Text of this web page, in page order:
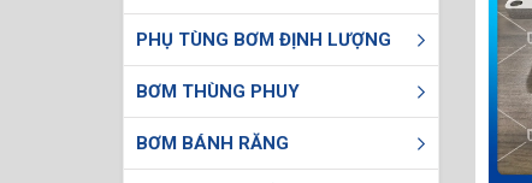
PHỤ TÙNG BƠM ĐỊNH LƯỢNG
BƠM THÙNG PHUY
BƠM BÁNH RĂNG